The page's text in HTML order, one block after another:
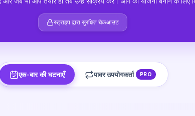
स्ट्राइप द्वारा सुरक्षित चेकआउट
एक-बार की घटनाएँ पावर उपयोगकर्ता PRO